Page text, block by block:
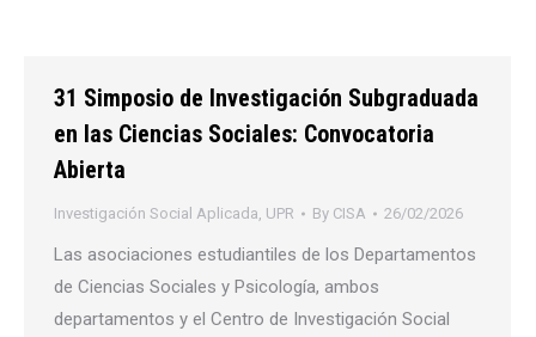
31 Simposio de Investigación Subgraduada
en las Ciencias Sociales: Convocatoria
Abierta
Investigación Social Aplicada, UPR By CISA 26/02/2026
Las asociaciones estudiantiles de los Departamentos
de Ciencias Sociales y Psicología, ambos
departamentos y el Centro de Investigación Social